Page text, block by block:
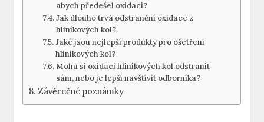
abych předešel oxidaci?
Jak dlouho trvá odstranění oxidace z
hliníkových kol?
Jaké jsou nejlepší produkty pro ošetření
hliníkových kol?
Mohu si oxidaci hliníkových kol odstranit
sám, nebo je lepší navštívit odborníka?
Závěrečné poznámky